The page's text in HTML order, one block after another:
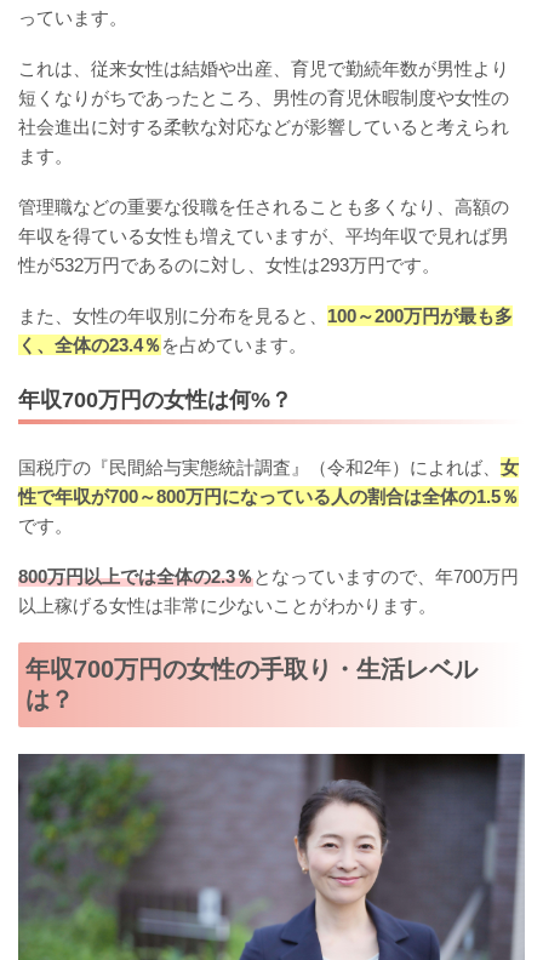
っています。
これは、従来女性は結婚や出産、育児で勤続年数が男性より
短くなりがちであったところ、男性の育児休暇制度や女性の
社会進出に対する柔軟な対応などが影響していると考えられ
ます。
管理職などの重要な役職を任されることも多くなり、高額の
年収を得ている女性も増えていますが、平均年収で見れば男
性が532万円であるのに対し、女性は293万円です。
また、女性の年収別に分布を見ると、 100～200万円が最も多
く、全体の23.4％を占めています。
年収700万円の女性は何%？
国税庁の『民間給与実態統計調査』（令和2年）によれば、 女
性で年収が700～800万円になっている人の割合は全体の1.5％
です。
800万円以上では全体の2.3％となっていますので、年700万円
以上稼げる女性は非常に少ないことがわかります。
年収700万円の女性の手取り・生活レベル
は？